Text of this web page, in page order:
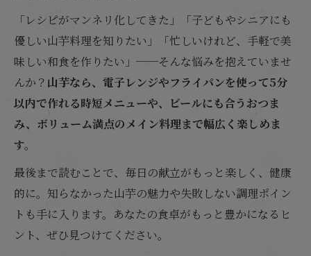
「レシピがマンネリ化してきた」「子どもやシニアにも
優しい山芋料理を知りたい」「忙しいけれど、手軽で美
味しい和食を作りたい」──そんな悩みを抱えていませ
んか？ 山芋なら、電子レンジやフライパンを使って5分
以内で作れる時短メニューや、ビールにも合うおつま
み、ボリューム満点のメイン料理まで幅広く楽しめま
す。
最後まで読むことで、毎日の献立がもっと楽しく、健康
的に。知らなかった山芋の魅力や失敗しない調理ポイン
トも手に入ります。あなたの食卓がもっと豊かになるヒ
ント、ぜひ見つけてください。